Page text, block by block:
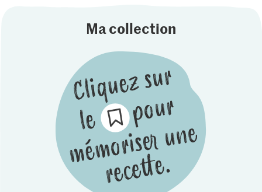
Ma collection